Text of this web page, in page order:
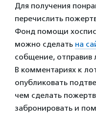
Для получения
перечислить
Фонд помощи
можно сделать на
собщение,
В комментариях к
опубликовать
чем сделать
забронировать и